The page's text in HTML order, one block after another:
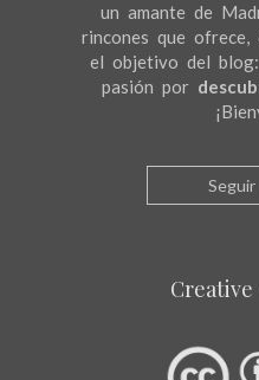
un amante de
rincones que ofrece,
el objetivo del
pasión por